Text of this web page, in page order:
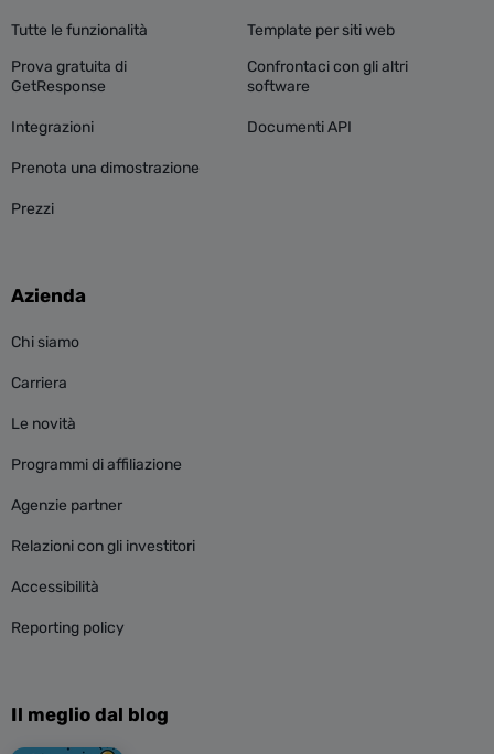
Tutte le funzionalità
Prova gratuita di
GetResponse
Integrazioni
Prenota una dimostrazione
Prezzi
Template per siti web
Confrontaci con gli altri
software
Documenti API
Azienda
Chi siamo
Carriera
Le novità
Programmi di affiliazione
Agenzie partner
Relazioni con gli investitori
Accessibilità
Reporting policy
Il meglio dal blog